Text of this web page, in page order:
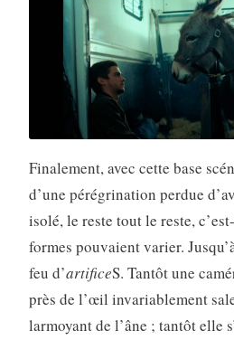
Finalement, avec cette base
d’une pérégrination perdue
isolé, le reste tout le reste,
formes pouvaient varier.
feu d’artificeS. Tantôt une
près de l’œil invariablement
larmoyant de l’âne ; tantôt elle